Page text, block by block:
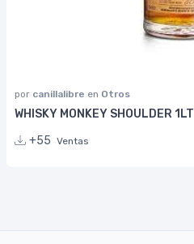
por canillalibre en Otros
WHISKY MONKEY SHOULDER 1LT
+55 Ventas